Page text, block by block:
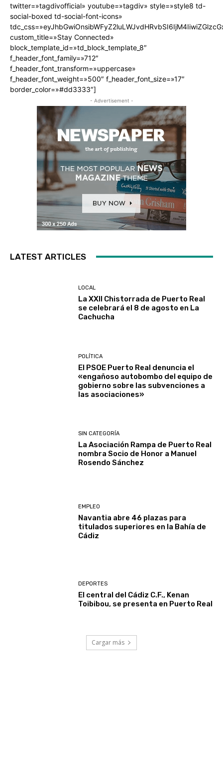
twitter=»tagdivofficial» youtube=»tagdiv» style=»style8 td-
social-boxed td-social-font-icons»
custom_title=»Stay Connected»
block_template_id=»td_block_template_8″
f_header_font_family=»712″
f_header_font_transform=»uppercase»
f_header_font_weight=»500″ f_header_font_size=»17″
border_color=»#dd3333″]
- Advertisement -
LATEST ARTICLES
LOCAL
La XXII Chistorrada de Puerto Real
se celebrará el 8 de agosto en La
Cachucha
POLÍTICA
El PSOE Puerto Real denuncia el
«engañoso autobombo del equipo de
gobierno sobre las subvenciones a
las asociaciones»
SIN CATEGORÍA
La Asociación Rampa de Puerto Real
nombra Socio de Honor a Manuel
Rosendo Sánchez
EMPLEO
Navantia abre 46 plazas para
titulados superiores en la Bahía de
Cádiz
DEPORTES
El central del Cádiz C.F., Kenan
Toibibou, se presenta en Puerto Real
Cargar más